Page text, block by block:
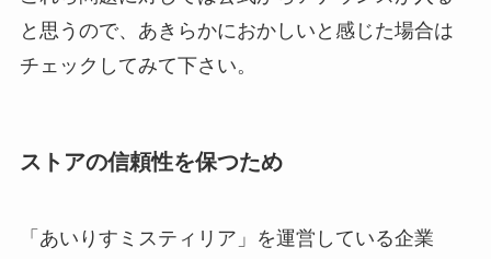
と思うので、あきらかにおかしいと感じた場合は
チェックしてみて下さい。
ストアの信頼性を保つため
「あいりすミスティリア」を運営している企業